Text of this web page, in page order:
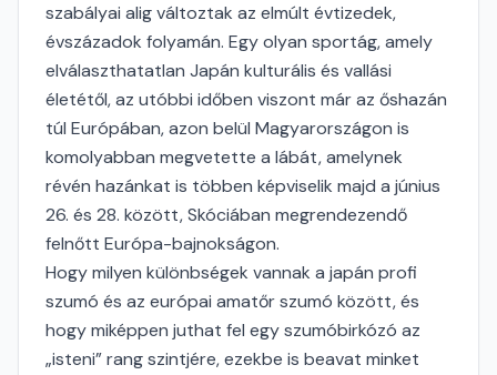
szabályai alig változtak az elmúlt évtizedek,
évszázadok folyamán. Egy olyan sportág, amely
elválaszthatatlan Japán kulturális és vallási
életétől, az utóbbi időben viszont már az őshazán
túl Európában, azon belül Magyarországon is
komolyabban megvetette a lábát, amelynek
révén hazánkat is többen képviselik majd a június
26. és 28. között, Skóciában megrendezendő
felnőtt Európa-bajnokságon.
Hogy milyen különbségek vannak a japán profi
szumó és az európai amatőr szumó között, és
hogy miképpen juthat fel egy szumóbirkózó az
„isteni” rang szintjére, ezekbe is beavat minket